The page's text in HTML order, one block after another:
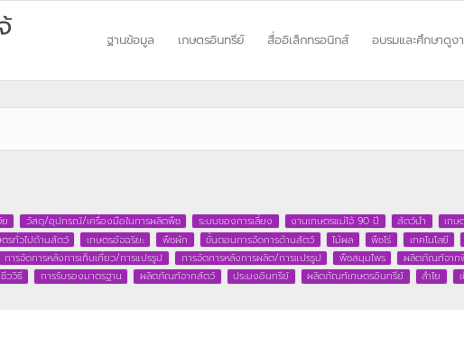
ฐานข้อมูล เกษตรอินทรีย์ สื่ออิเล็กทรอนิกส์ อบรมและศึกษาดูง
วัสดุ/อุปกรณ์/เครื่องมือในการผลิตพืช ระบบของการเลี้ยง งานเกษตรแม่โจ้ 90 ปี สัตว์น้ำ
เก
ตรทั่วไปด้านสัตว์ เกษตรอัจฉริยะ พืชผัก ขั้นตอนการจัดการด้านสัตว์ ไม้ผล พืชไร่ เทคโนโลยี
การจัดการหลังการเก็บเกี่ยว/การแปรรูป การจัดการหลังการผลิต/การแปรรูป พืชสมุมไพร ผลิตภัณฑ์จาก
ววิธี การรับรองมาตรฐาน ผลิตภัณฑ์จากสัตว์ ประมงอินทรีย์ ผลิตภัณฑ์เกษตรอินทรีย์ ลำไย